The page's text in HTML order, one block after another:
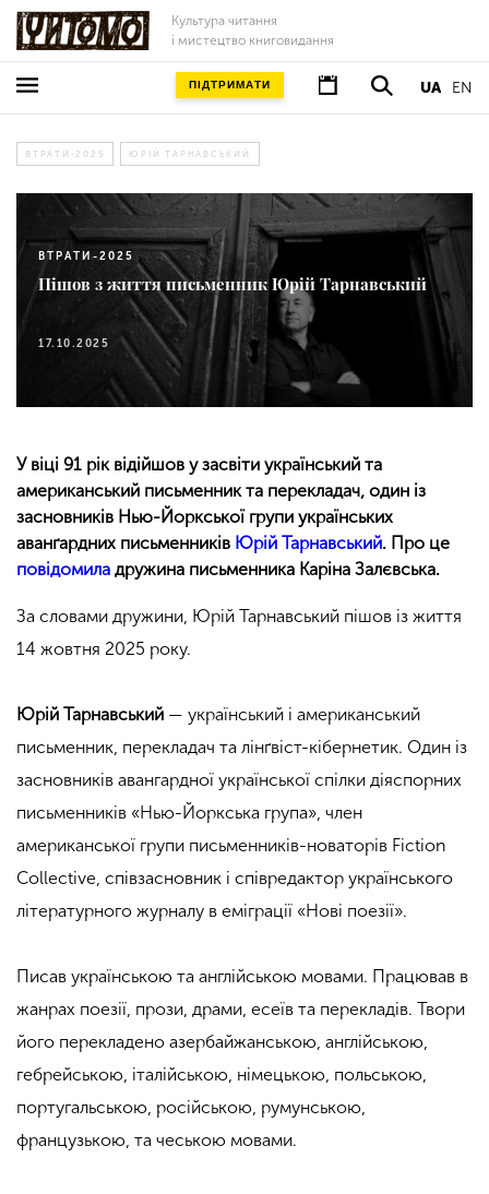
Культура читання
і мистецтво книговидання
UA EN
ПІДТРИМАТИ
ВТРАТИ-2025 ЮРІЙ ТАРНАВСЬКИЙ
ВТРАТИ-2025
Пішов з життя письменник Юрій Тарнавський
17.10.2025
У віці 91 рік відійшов у засвіти український та
американський письменник та перекладач, один із
засновників Нью-Йоркської групи українських
аванґардних письменників Юрій Тарнавський. Про це
повідомила дружина письменника Каріна Залєвська.
За словами дружини, Юрій Тарнавський пішов із життя
14 жовтня 2025 року.
Юрій Тарнавський — український і американський
письменник, перекладач та лінґвіст-кібернетик. Один із
засновників авангардної української спілки діяспорних
письменників «Нью-Йоркська група», член
американської групи письменників-новаторів Fiction
Collective, співзасновник і співредактор українського
літературного журналу в еміграції «Нові поезії».
Писав українською та англійською мовами. Працював в
жанрах поезії, прози, драми, есеїв та перекладів. Твори
його перекладено азербайжанською, англійською,
гебрейською, італійською, німецькою, польською,
португальською, російською, румунською,
французькою, та чеською мовами.